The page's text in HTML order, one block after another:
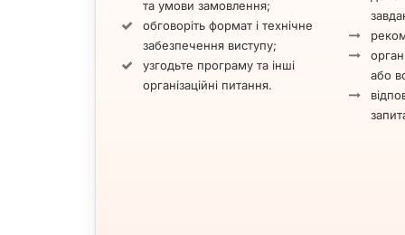
та умови замовлення;
обговоріть формат і технічне
забезпечення виступу;
узгодьте програму та інші
організаційні питання.
або